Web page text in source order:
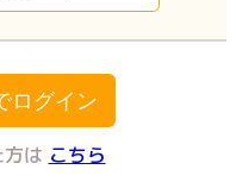
ログイン
は こちら